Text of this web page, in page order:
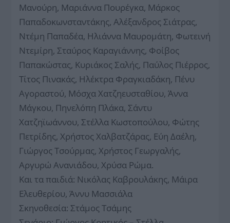
Μανούρη, Μαριάννα Πουρέγκα, Μάρκος
Παπαδοκωνσταντάκης, Αλέξανδρος Σιάτρας,
Ντέμη Παπαδέα, Ηλιάννα Μαυρομάτη, Φωτεινή
Ντεμίρη, Σταύρος Καραγιάννης, Φοίβος
Παπακώστας, Κυριάκος Σαλής, Παύλος Πιέρρος,
Τίτος Πινακάς, Ηλέκτρα Φραγκιαδάκη, Πένυ
Αγοραστού, Μόσχα Χατζηευσταθίου, Άννα
Μάγκου, Πηνελόπη Πλάκα, Σάντυ
Χατζηϊωάννου, Στέλλα Κωστοπούλου, Φώτης
Πετρίδης, Χρήστος Χαλβατζάρας, Εύη Δαέλη,
Γιώργος Τσούρμας, Χρήστος Γεωργαλής,
Αργυρώ Ανανιάδου, Χρύσα Ρώμα.
Και τα παιδιά: Νικόλας Καβρουλάκης, Μάιρα
Ελευθερίου, Άννυ Μασσιάλα
Σκηνοθεσία: Στάμος Τσάμης